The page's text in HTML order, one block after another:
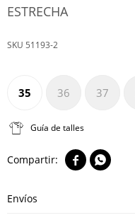
ESTRECHA
51193-2
35 36 37
Guía de talles
 
Envíos